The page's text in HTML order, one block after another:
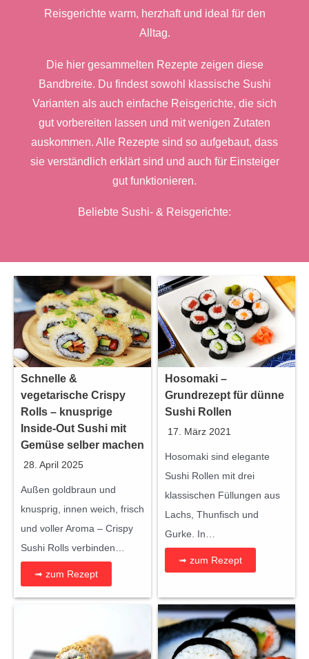
Reisgerichte warm, herzhaft und ideal für den
Alltag.
Die hier gesammelten Rezepte zeigen diese
Bandbreite. Du findest sowohl klassische Sushi
Varianten als auch einfache Reisgerichte, die sich
gut vorbereiten lassen und mit wenigen Zutaten
auskommen. Alle Rezepte sind so aufgebaut, dass
sie verständlich erklärt sind und auch für Einsteiger
gut funktionieren.
Beliebte Sushi- & Reisgerichte:
Schnelle &
vegetarische Crispy
Rolls – knusprige
Inside-Out Sushi mit
Gemüse selber machen
28. April 2025
Außen goldbraun und
knusprig, innen weich, frisch
und voller Aroma – Crispy
Sushi Rolls verbinden…
➟ zum Rezept
Hosomaki –
Grundrezept für dünne
Sushi Rollen
17. März 2021
Hosomaki sind elegante
Sushi Rollen mit drei
klassischen Füllungen aus
Lachs, Thunfisch und
Gurke. In…
➟ zum Rezept